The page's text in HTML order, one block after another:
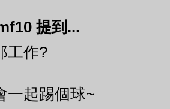
提到...
工作?
一起踢個球~